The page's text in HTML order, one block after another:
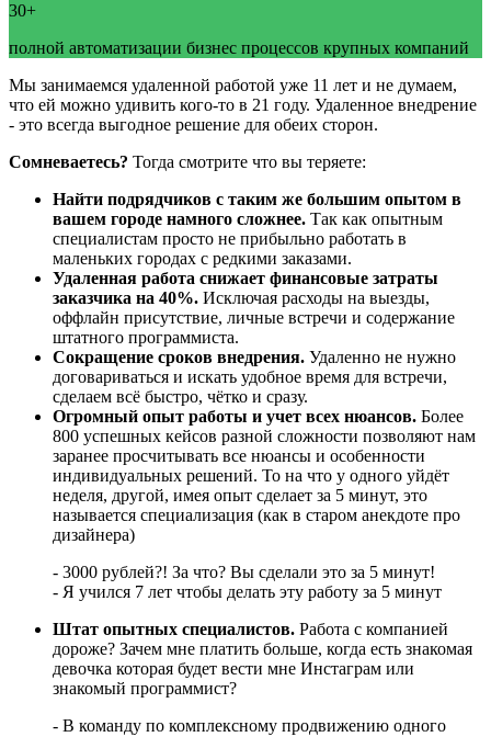
30+
полной автоматизации бизнес процессов крупных компаний
Мы занимаемся удаленной работой уже 11 лет и не думаем,
что ей можно удивить кого-то в 21 году. Удаленное внедрение
- это всегда выгодное решение для обеих сторон.
Сомневаетесь? Тогда смотрите что вы теряете:
Найти подрядчиков с таким же большим опытом в
вашем городе намного сложнее. Так как опытным
специалистам просто не прибыльно работать в
маленьких городах с редкими заказами.
Удаленная работа снижает финансовые затраты
заказчика на 40%. Исключая расходы на выезды,
оффлайн присутствие, личные встречи и содержание
штатного программиста.
Сокращение сроков внедрения. Удаленно не нужно
договариваться и искать удобное время для встречи,
сделаем всё быстро, чётко и сразу.
Огромный опыт работы и учет всех нюансов. Более
800 успешных кейсов разной сложности позволяют нам
заранее просчитывать все нюансы и особенности
индивидуальных решений. То на что у одного уйдёт
неделя, другой, имея опыт сделает за 5 минут, это
называется специализация (как в старом анекдоте про
дизайнера)
- 3000 рублей?! За что? Вы сделали это за 5 минут!
- Я учился 7 лет чтобы делать эту работу за 5 минут
Штат опытных специалистов. Работа с компанией
дороже? Зачем мне платить больше, когда есть знакомая
девочка которая будет вести мне Инстаграм или
знакомый программист?
- В команду по комплексному продвижению одного